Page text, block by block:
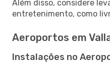
Além disso, considere
entretenimento, como
Aeroportos em
Instalações no